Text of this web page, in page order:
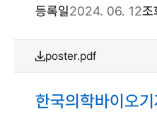
등록일2024. 06. 12조
poster.pdf
한국의학바이오